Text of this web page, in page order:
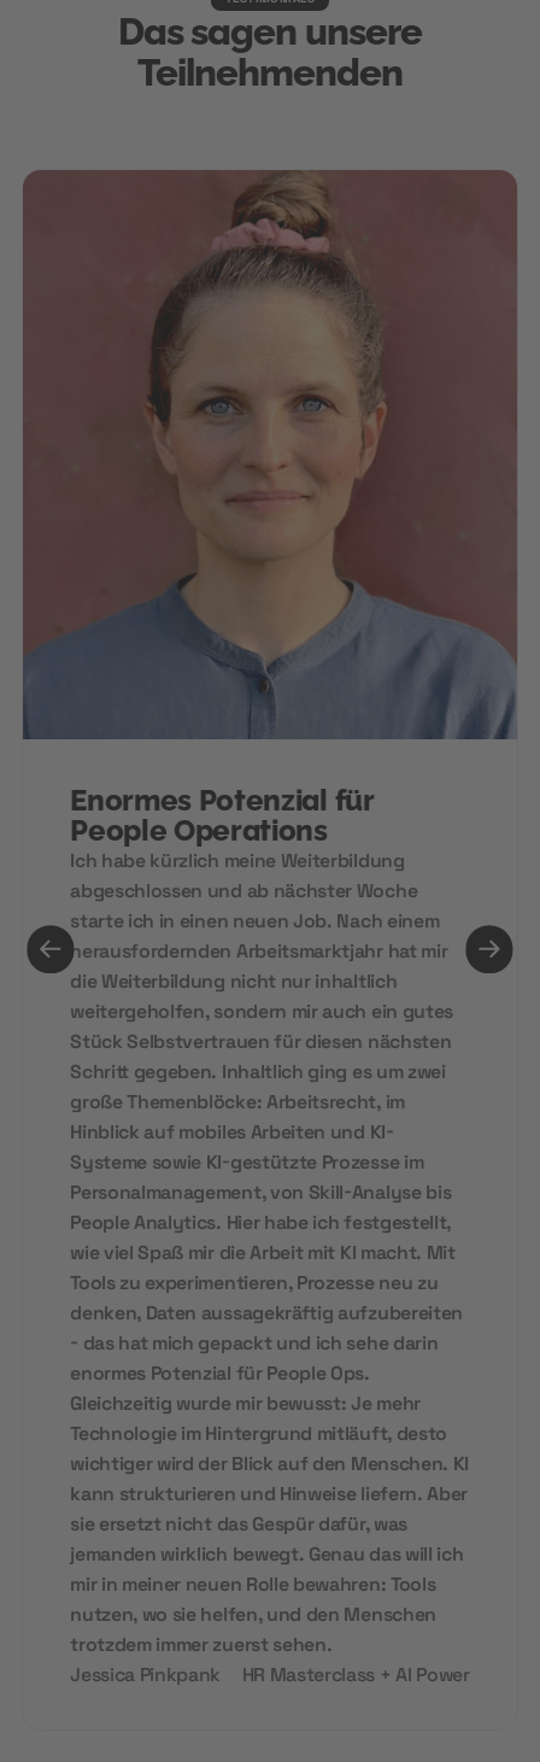
Das sagen unsere
Teilnehmenden
Enormes Potenzial für
People Operations
Ich habe kürzlich meine Weiterbildung
abgeschlossen und ab nächster Woche
starte ich in einen neuen Job. Nach einem
herausfordernden Arbeitsmarktjahr hat mir
die Weiterbildung nicht nur inhaltlich
weitergeholfen, sondern mir auch ein gutes
Stück Selbstvertrauen für diesen nächsten
Schritt gegeben. Inhaltlich ging es um zwei
große Themenblöcke: Arbeitsrecht, im
Hinblick auf mobiles Arbeiten und KI-
Systeme sowie KI-gestützte Prozesse im
Personalmanagement, von Skill-Analyse bis
People Analytics. Hier habe ich festgestellt,
wie viel Spaß mir die Arbeit mit KI macht. Mit
Tools zu experimentieren, Prozesse neu zu
denken, Daten aussagekräftig aufzubereiten
- das hat mich gepackt und ich sehe darin
enormes Potenzial für People Ops.
Gleichzeitig wurde mir bewusst: Je mehr
Technologie im Hintergrund mitläuft, desto
wichtiger wird der Blick auf den Menschen. KI
kann strukturieren und Hinweise liefern. Aber
sie ersetzt nicht das Gespür dafür, was
jemanden wirklich bewegt. Genau das will ich
mir in meiner neuen Rolle bewahren: Tools
nutzen, wo sie helfen, und den Menschen
trotzdem immer zuerst sehen.
Jessica Pinkpank
HR Masterclass + AI Power